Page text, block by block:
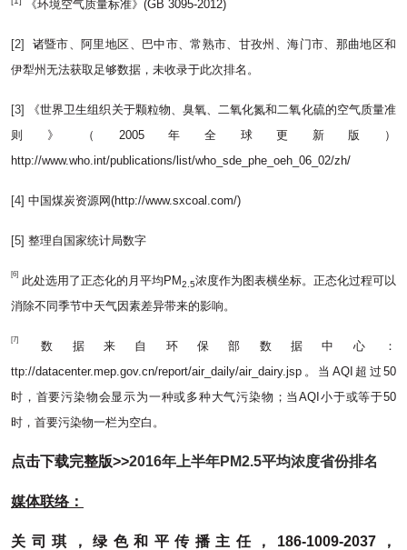
《环境空气质量标准》(GB 3095-2012)
[2]
诸暨市、阿里地区、巴中市、常熟市、甘孜州、海门市、那曲地区和
伊犁州无法获取足够数据，未收录于此次排名。
[3]
《世界卫生组织关于颗粒物、臭氧、二氧化氮和二氧化硫的空气质量准
则》（2005年全球更新版）
http://www.who.int/publications/list/who_sde_phe_oeh_06_02/zh/
[4] 中国煤炭资源网(http://www.sxcoal.com/)
[5] 整理自国家统计局数字
[6] 此处选用了正态化的月平均PM2.5浓度作为图表横坐标。正态化过程可以
消除不同季节中天气因素差异带来的影响。
[7]
数据来自环保部数据中心：
ttp://datacenter.mep.gov.cn/report/air_daily/air_dairy.jsp。当AQI超过50
时，首要污染物会显示为一种或多种大气污染物；当AQI小于或等于50
时，首要污染物一栏为空白。
点击下载完整版>>2016年上半年PM2.5平均浓度省份排名
媒体联络：
关司琪，绿色和平传播主任， 186-1009-2037，